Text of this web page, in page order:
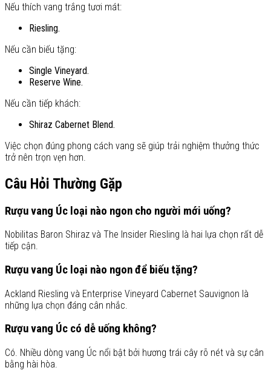
Nếu thích vang trắng tươi mát:
Riesling.
Nếu cần biếu tặng:
Single Vineyard.
Reserve Wine.
Nếu cần tiếp khách:
Shiraz Cabernet Blend.
Việc chọn đúng phong cách vang sẽ giúp trải nghiệm thưởng thức
trở nên trọn vẹn hơn.
Câu Hỏi Thường Gặp
Rượu vang Úc loại nào ngon cho người mới uống?
Nobilitas Baron Shiraz và The Insider Riesling là hai lựa chọn rất dễ
tiếp cận.
Rượu vang Úc loại nào ngon để biếu tặng?
Ackland Riesling và Enterprise Vineyard Cabernet Sauvignon là
những lựa chọn đáng cân nhắc.
Rượu vang Úc có dễ uống không?
Có. Nhiều dòng vang Úc nổi bật bởi hương trái cây rõ nét và sự cân
bằng hài hòa.